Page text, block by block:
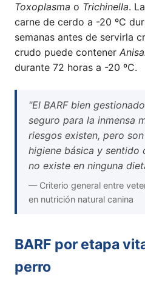
Toxoplasma o Trichinella.
carne de cerdo a -20 ºC
semanas antes de servirla
crudo puede contener
durante 72 horas a -20 ºC.
"El BARF bien
seguro para la inmensa
riesgos existen, pero
higiene básica y sentido
no existe en ninguna
— Criterio general entre
en nutrición natural canina
BARF por etapa
perro